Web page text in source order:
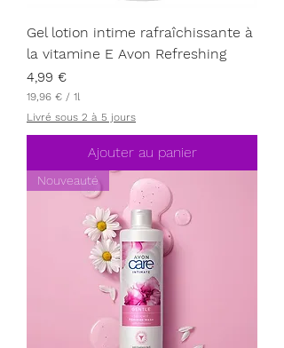
Gel lotion intime rafraîchissante à
la vitamine E Avon Refreshing
Prix
4,99 €
19,96 € / 1l
9
,
€
Livré sous 2 à 5 jours
Ajouter au panier
Nouveauté